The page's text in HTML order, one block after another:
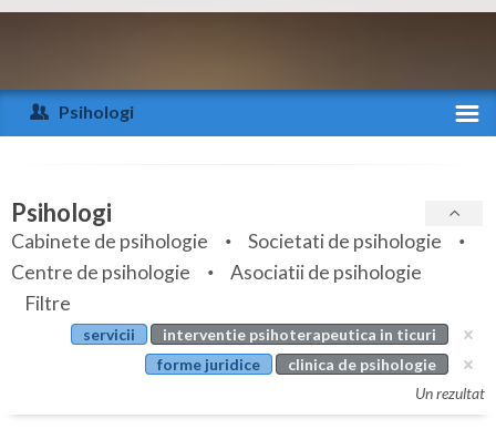
Arad
Arges
Bihor
Bistrita-Nasaud
Botosani
Psihologi
Specialitati
Servicii
Articole
Evenimente
Psihologi
Cabinete de psihologie
Societati de psihologie
Centre de psihologie
Asociatii de psihologie
Filtre
servicii
interventie psihoterapeutica in ticuri
forme juridice
clinica de psihologie
Un rezultat